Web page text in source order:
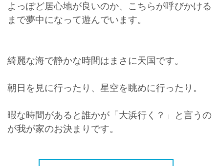
よっぽど居心地が良いのか、こちらが呼びかける
まで夢中になって遊んでいます。
綺麗な海で静かな時間はまさに天国です。
朝日を見に行ったり、星空を眺めに行ったり。
暇な時間があると誰かが「大浜行く？」と言うの
が我が家のお決まりです。